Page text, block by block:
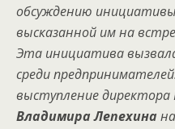
обсуждению
высказанной им на
Эта инициатива
среди
выступление
Владимира Лепехина